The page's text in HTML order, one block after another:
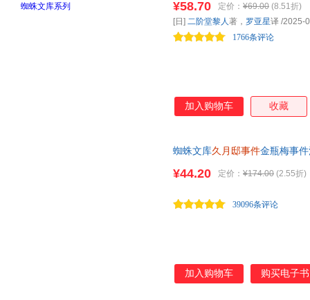
¥58.70 定价： ¥69.00 (8.51折)
1766条评论
[日] 二阶堂黎人著， 罗亚星译 /2025-
加入购物车 收藏
蜘蛛文库久月邸事件金瓶梅事
¥44.20 定价： ¥174.00 (2.55折)
39096条评论
加入购物车 购买电子书